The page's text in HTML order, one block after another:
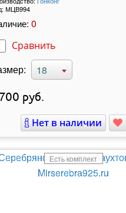
МЦВ994
0
Сравнить
18
руб.
Нет в наличии
Есть комплект